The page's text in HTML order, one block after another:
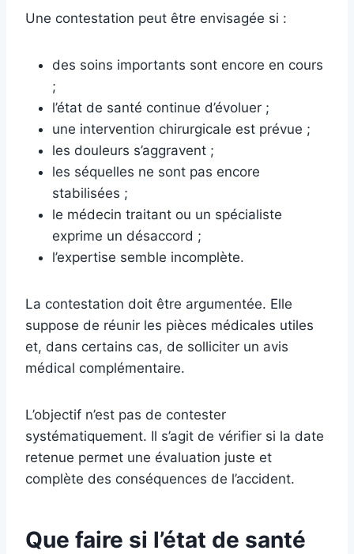
Une contestation peut être envisagée si :
des soins importants sont encore en cours
;
l’état de santé continue d’évoluer ;
une intervention chirurgicale est prévue ;
les douleurs s’aggravent ;
les séquelles ne sont pas encore
stabilisées ;
le médecin traitant ou un spécialiste
exprime un désaccord ;
l’expertise semble incomplète.
La contestation doit être argumentée. Elle
suppose de réunir les pièces médicales utiles
et, dans certains cas, de solliciter un avis
médical complémentaire.
L’objectif n’est pas de contester
systématiquement. Il s’agit de vérifier si la date
retenue permet une évaluation juste et
complète des conséquences de l’accident.
Que faire si l’état de santé